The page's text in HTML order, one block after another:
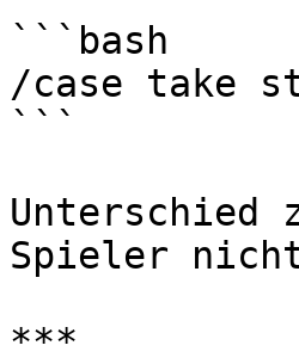
```bash
/case take
```
Unterschied
Spieler
***